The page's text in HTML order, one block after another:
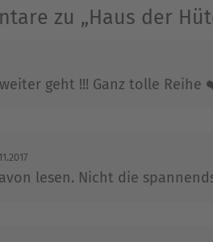
Soße«. 2013 erschien
zu „Haus der
geht !!! Ganz tolle Reihe
lesen. Nicht die